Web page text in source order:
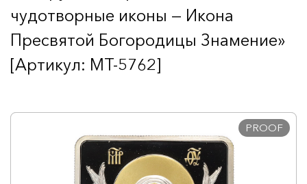
чудотворные иконы — Икона
Пресвятой Богородицы Знамение»
[Артикул: MT-5762]
PROOF